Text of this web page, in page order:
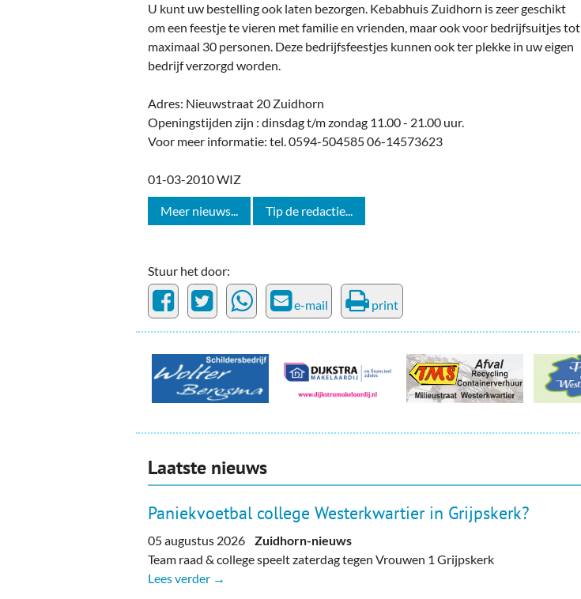
U kunt uw bestelling ook laten bezorgen. Kebabhuis Zuidhorn is zeer geschikt
om een feestje te vieren met familie en vrienden, maar ook voor bedrijfsuitjes tot
maximaal 30 personen. Deze bedrijfsfeestjes kunnen ook ter plekke in uw eigen
bedrijf verzorgd worden.
Adres: Nieuwstraat 20 Zuidhorn
Openingstijden zijn : dinsdag t/m zondag 11.00 - 21.00 uur.
Voor meer informatie: tel. 0594-504585 06-14573623
01-03-2010 WIZ
Meer nieuws... Tip de redactie...
Stuur het door:
e-mail print
Laatste nieuws
Paniekvoetbal college Westerkwartier in Grijpskerk?
05 augustus 2026Zuidhorn-nieuws
Team raad & college speelt zaterdag tegen Vrouwen 1 Grijpskerk
Lees verder →